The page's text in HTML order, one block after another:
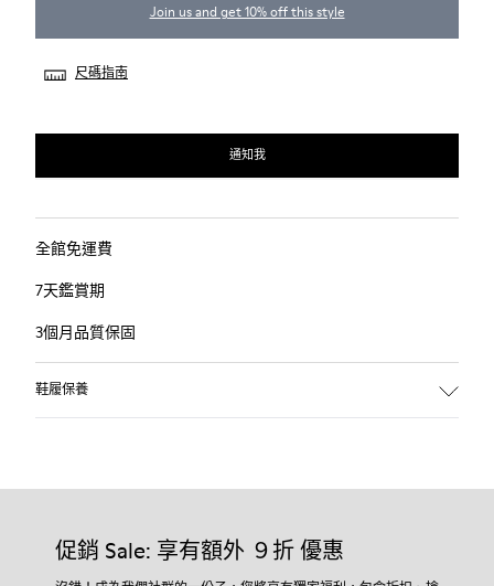
Join us and get 10% off this style
尺碼指南
通知我
全館免運費
7天鑑賞期
3個月品質保固
鞋履保養
促銷 Sale: 享有額外 ９折 優惠